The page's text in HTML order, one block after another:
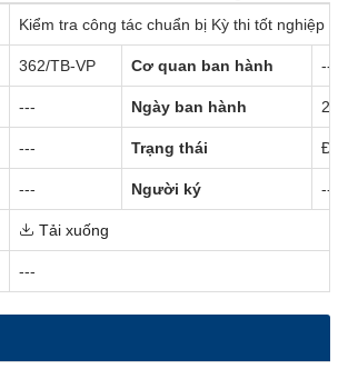
Kiểm tra công tác chuẩn bị Kỳ thi tốt nghiệp
362/TB-VP Cơ quan ban hành ---
--- Ngày ban hành 27/
--- Trạng thái Đã
--- Người ký ---
Tải xuống
---